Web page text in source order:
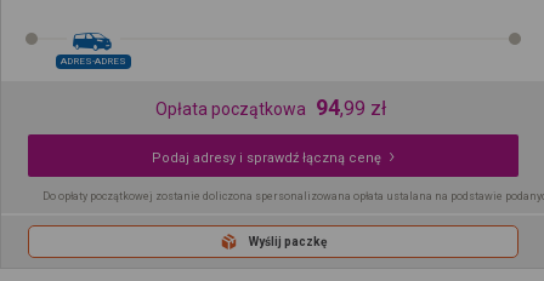
ADRES-ADRES
Opłata początkowa 94,99 zł
Podaj adresy i sprawdź łączną cenę
Do opłaty początkowej zostanie doliczona spersonalizowana opłata ustalana na podstawie
Wyślij paczkę